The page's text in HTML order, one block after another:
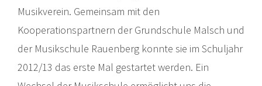
Musikverein. Gemeinsam mit den
Kooperationspartnern der Grundschule Malsch und
der Musikschule Rauenberg konnte sie im Schuljahr
2012/13 das erste Mal gestartet werden. Ein